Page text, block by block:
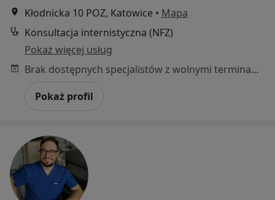
Kłodnicka 10 POZ, Katowice • Mapa
Konsultacja internistyczna (NFZ)
Pokaż więcej usług
Brak dostępnych specjalistów z wolnymi terminami w tym centrum medycznym.
Pokaż profil